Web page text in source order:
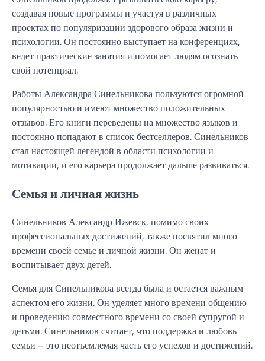
создавая новые программы и участуя в различных
проектах по популяризации здорового образа жизни и
психологии. Он постоянно выступает на конференциях,
ведет практические занятия и помогает людям осознать
свой потенциал.
Работы Александра Синельникова пользуются огромной
популярностью и имеют множество положительных
отзывов. Его книги переведены на множество языков и
постоянно попадают в список бестселлеров. Синельников
стал настоящей легендой в области психологии и
мотивации, и его карьера продолжает дальше развиваться.
Семья и личная жизнь
Синельников Александр Ижевск, помимо своих
профессиональных достижений, также посвятил много
времени своей семье и личной жизни. Он женат и
воспитывает двух детей.
Семья для Синельникова всегда была и остается важным
аспектом его жизни. Он уделяет много времени общению
и проведению совместного времени со своей супругой и
детьми. Синельников считает, что поддержка и любовь
семьи – это неотъемлемая часть его успехов и достижений.